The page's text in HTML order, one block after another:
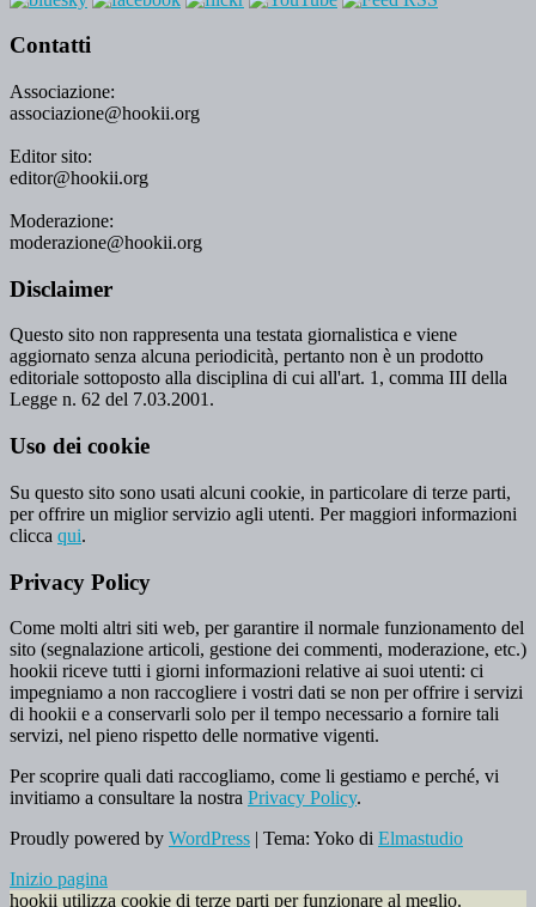
Contatti
Associazione:
associazione@hookii.org
Editor sito:
editor@hookii.org
Moderazione:
moderazione@hookii.org
Disclaimer
Questo sito non rappresenta una testata giornalistica e viene
aggiornato senza alcuna periodicità, pertanto non è un prodotto
editoriale sottoposto alla disciplina di cui all'art. 1, comma III della
Legge n. 62 del 7.03.2001.
Uso dei cookie
Su questo sito sono usati alcuni cookie, in particolare di terze parti,
per offrire un miglior servizio agli utenti. Per maggiori informazioni
clicca qui.
Privacy Policy
Come molti altri siti web, per garantire il normale funzionamento del
sito (segnalazione articoli, gestione dei commenti, moderazione, etc.)
hookii riceve tutti i giorni informazioni relative ai suoi utenti: ci
impegniamo a non raccogliere i vostri dati se non per offrire i servizi
di hookii e a conservarli solo per il tempo necessario a fornire tali
servizi, nel pieno rispetto delle normative vigenti.
Per scoprire quali dati raccogliamo, come li gestiamo e perché, vi
invitiamo a consultare la nostra Privacy Policy.
Proudly powered by WordPress | Tema: Yoko di Elmastudio
Inizio pagina
hookii utilizza cookie di terze parti per funzionare al meglio.